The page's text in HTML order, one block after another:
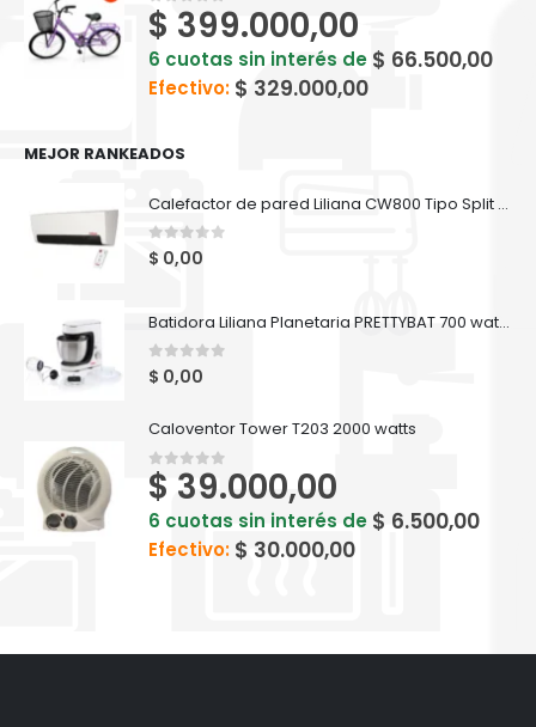
0out of 5
$ 399.000,00
6 cuotas sin interés de $ 66.500,00
Efectivo: $ 329.000,00
MEJOR RANKEADOS
Calefactor de pared Liliana CW800 Tipo Split Con Turbina Confortroom
0 out of 5
$ 0,00
Batidora Liliana Planetaria PRETTYBAT 700 watts - AB909
0 out of 5
$ 0,00
Caloventor Tower T203 2000 watts
0out of 5
$ 39.000,00
6 cuotas sin interés de $ 6.500,00
Efectivo: $ 30.000,00